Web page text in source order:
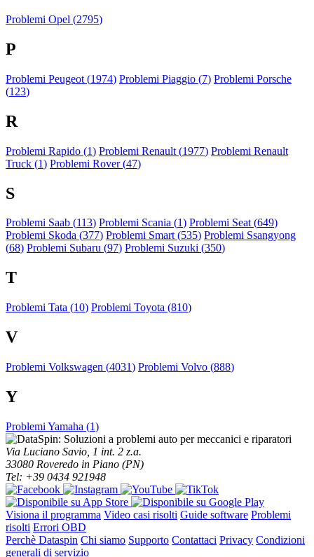
Problemi Opel (2795)
P
Problemi Peugeot (1974) Problemi Piaggio (7) Problemi Porsche
(123)
R
Problemi Rapido (1) Problemi Renault (1977) Problemi Renault
Truck (1) Problemi Rover (47)
S
Problemi Saab (113) Problemi Scania (1) Problemi Seat (649)
Problemi Skoda (377) Problemi Smart (535) Problemi Ssangyong
(68) Problemi Subaru (97) Problemi Suzuki (350)
T
Problemi Tata (10) Problemi Toyota (810)
V
Problemi Volkswagen (4031) Problemi Volvo (888)
Y
Problemi Yamaha (1)
Via Luciano Savio, 1 int. 2 z.a.
33080 Roveredo in Piano (PN)
Tel: +39 0434 921948
Visiona il programma Video casi risolti Guide software Problemi
risolti Errori OBD
Perchè Dataspin Chi siamo Supporto Contattaci Privacy Condizioni
generali di servizio